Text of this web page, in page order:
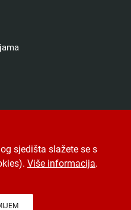
digitalni pristupnik
Desk.hr.
sjedišta slažete se s
Više informacija.